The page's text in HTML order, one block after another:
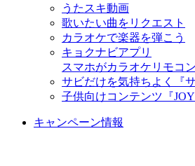
うたスキ動画
歌いたい曲をリクエスト
カラオケで楽器を弾こう
キョクナビアプリ
スマホがカラオケリモコン
サビだけを気持ちよく『サ
子供向けコンテンツ『
キャンペーン情報